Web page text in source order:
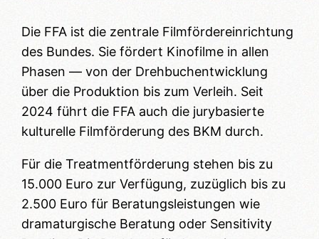
Die FFA ist die zentrale Filmfördereinrichtung
des Bundes. Sie fördert Kinofilme in allen
Phasen — von der Drehbuchentwicklung
über die Produktion bis zum Verleih. Seit
2024 führt die FFA auch die jurybasierte
kulturelle Filmförderung des BKM durch.
Für die Treatmentförderung stehen bis zu
15.000 Euro zur Verfügung, zuzüglich bis zu
2.500 Euro für Beratungsleistungen wie
dramaturgische Beratung oder Sensitivity